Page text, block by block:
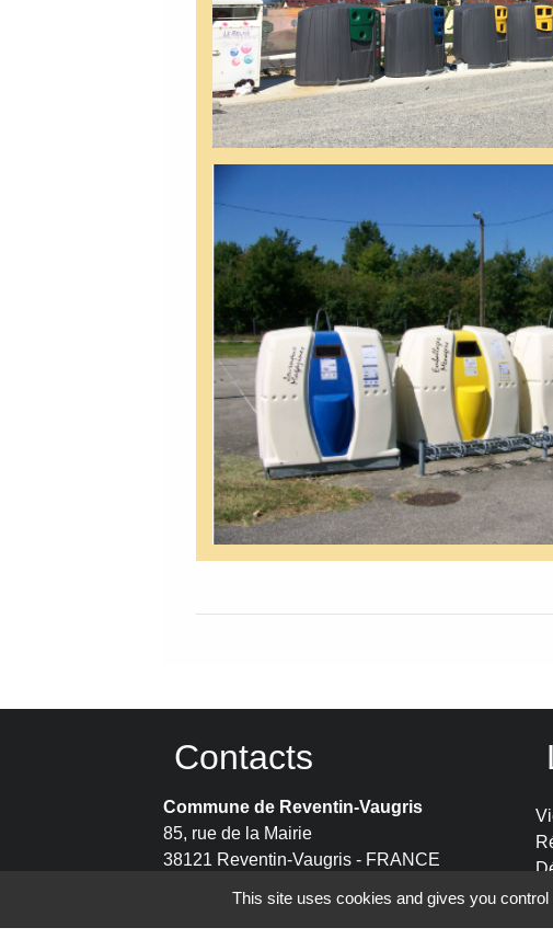
Contacts
Commune de Reventin-Vaugris
85, rue de la Mairie
38121 Reventin-Vaugris - FRANCE
This site uses cookies and gives you